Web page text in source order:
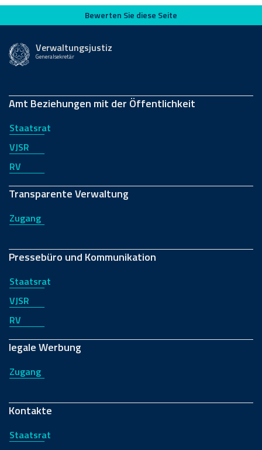
Bewerten Sie diese Seite
Bewerten Sie diese Seite
Verwaltungsjustiz
Generalsekretär
Amt Beziehungen mit der Öffentlichkeit
Staatsrat
VJSR
RV
Transparente Verwaltung
Zugang
Pressebüro und Kommunikation
Staatsrat
VJSR
RV
legale Werbung
Zugang
Kontakte
Staatsrat